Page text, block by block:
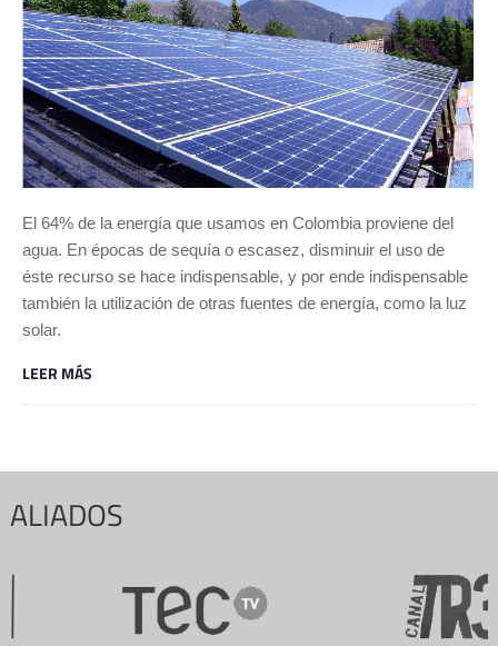
El 64% de la energía que usamos en Colombia proviene del
agua. En épocas de sequía o escasez, disminuir el uso de
éste recurso se hace indispensable, y por ende indispensable
también la utilización de otras fuentes de energía, como la luz
solar.
LEER MÁS
ALIADOS